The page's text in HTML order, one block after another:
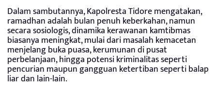
Dalam sambutannya, Kapolresta Tidore mengatakan,
ramadhan adalah bulan penuh keberkahan, namun
secara sosiologis, dinamika kerawanan kamtibmas
biasanya meningkat, mulai dari masalah kemacetan
menjelang buka puasa, kerumunan di pusat
perbelanjaan, hingga potensi kriminalitas seperti
pencurian maupun gangguan ketertiban seperti balap
liar dan lain-lain.